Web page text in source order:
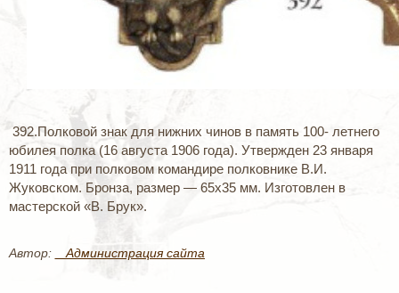
392.Полковой знак для нижних чинов в память 100- летнего
юбилея полка (16 августа 1906 года). Утвержден 23 января
1911 года при полковом командире полковнике В.И.
Жуковском. Бронза, размер — 65x35 мм. Изготовлен в
мастерской «В. Брук».
Автор: _ Администрация сайта